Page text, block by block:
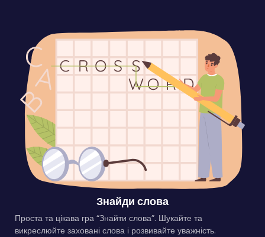
Знайди слова
Проста та цікава гра “Знайти слова”. Шукайте та
викреслюйте заховані слова і розвивайте уважність.